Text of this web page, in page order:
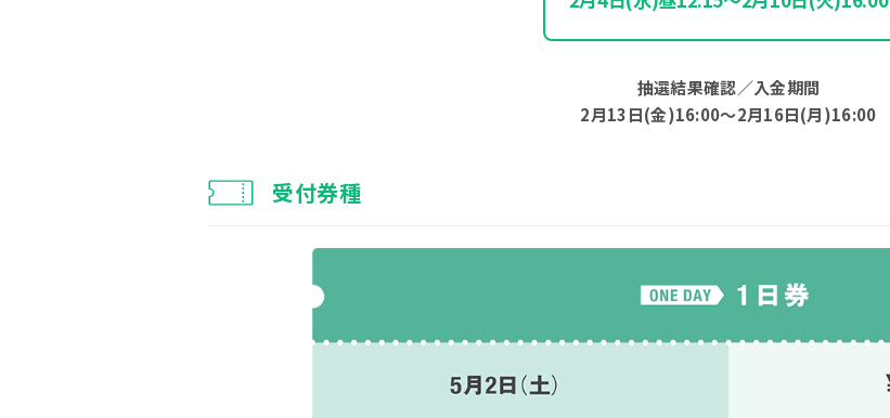
注意事項
抽選結果確認／入金期間
2月13日(金)16:00～2月16日(月)16:00
受付券種